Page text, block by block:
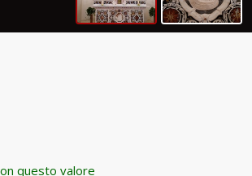
questo valore